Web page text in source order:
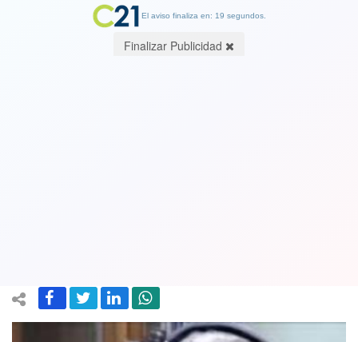
El aviso finaliza en: 19 segundos.
Finalizar Publicidad